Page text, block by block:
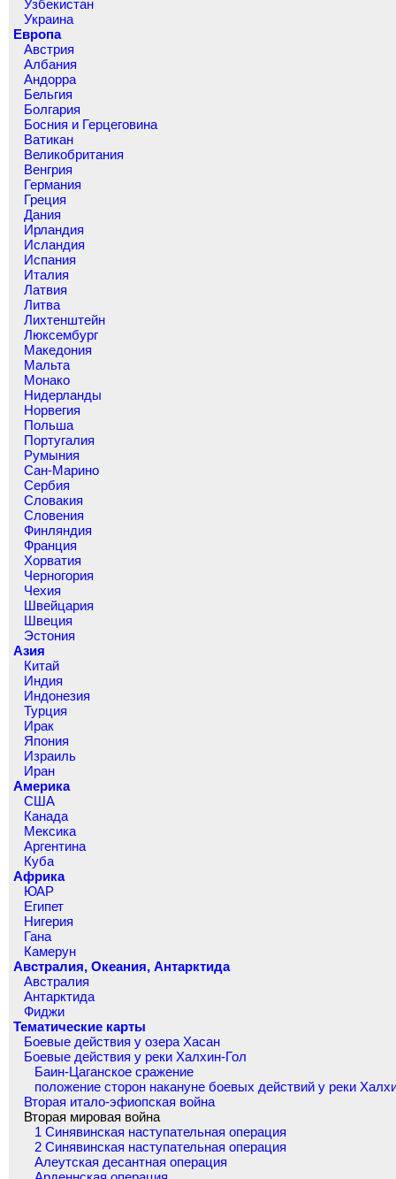
Узбекистан
Украина
Европа
Австрия
Албания
Андорра
Бельгия
Болгария
Босния и Герцеговина
Ватикан
Великобритания
Венгрия
Германия
Греция
Дания
Ирландия
Исландия
Испания
Италия
Латвия
Литва
Лихтенштейн
Люксембург
Македония
Мальта
Монако
Нидерланды
Норвегия
Польша
Португалия
Румыния
Сан-Марино
Сербия
Словакия
Словения
Финляндия
Франция
Хорватия
Черногория
Чехия
Швейцария
Швеция
Эстония
Азия
Китай
Индия
Индонезия
Турция
Ирак
Япония
Израиль
Иран
Америка
США
Канада
Мексика
Аргентина
Куба
Африка
ЮАР
Египет
Нигерия
Гана
Камерун
Австралия, Океания, Антарктида
Австралия
Антарктида
Фиджи
Тематические карты
Боевые действия у озера Хасан
Боевые действия у реки Халхин-Гол
Баин-Цаганское сражение
положение сторон накануне боевых действий у реки
Вторая итало-эфиопская война
Вторая мировая война
1 Синявинская наступательная операция
2 Синявинская наступательная операция
Алеутская десантная операция